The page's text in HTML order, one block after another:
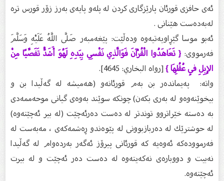
ئەی حافزی قورئان پارێزگاری کردن لە پلەو پایەی بەرز زۆر قورس ترە
لەبەدەست هێنانی .
ئەبو موسا گێڕاویەتیەوە ودەڵێت: پێغەمبەر صَلَّى اللَّهُ عَلَيْهِ وَسَلَّمَ
فەرمووی:{ تَعَاهَدُوا الْقُرْآنَ فَوَالَّذِي نَفْسِي بِيَدِهِ لَهُوَ أَشَدُّ تَفَصِّيًا مِنْ
الإِبِلِ فِي عُقُلِهَا }[رواه البخاري: 4645].
واتە: په‌یمانده‌ر بن به‌م قورئانه‌و (هه‌میشه‌ له‌ گه‌ڵیدا بن و
بیخوێنه‌وه‌و له‌ به‌ری بكه‌ن) چونكه‌ سوێند به‌وه‌ی گیانی موحه‌ممه‌دی
به‌ ده‌سته‌ خێراتروو توندتر له‌ ده‌ست ده‌رئه‌چێت (له‌ بیر ئه‌چێته‌وه‌)
له‌ حوشترێك له‌ ده‌ربازبوونی له‌ پێوه‌ندو ڕه‌شمه‌كه‌ی‌ ، مه‌به‌ست له‌
فه‌رمووده‌كه‌ ئه‌وه‌یه‌ كه‌ قورئانی پیرۆز ئه‌گه‌ر به‌رده‌وام له‌ گه‌ڵیدا
نه‌بیت و دووباره‌ی نه‌كه‌یته‌وه‌ له‌ ده‌ست ده‌ر ئه‌چێت و له‌ بیرت
ئه‌چێته‌وه‌.